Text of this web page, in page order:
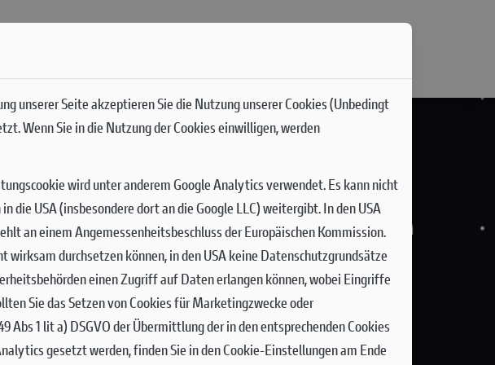
unserer Seite akzeptieren Sie die Nutzung unserer Cookies (Unbedingt
Wenn Sie in die Nutzung der Cookies einwilligen, werden
wird unter anderem Google Analytics verwendet. Es kann nicht
die USA (insbesondere dort an die Google LLC) weitergibt. In den USA
an einem Angemessenheitsbeschluss der Europäischen Kommission.
durchsetzen können, in den USA keine Datenschutzgrundsätze
einen Zugriff auf Daten erlangen können, wobei Eingriffe
Sie das Setzen von Cookies für Marketingzwecke oder
1 lit a) DSGVO der Übermittlung der in den entsprechenden Cookies
gesetzt werden, finden Sie in den Cookie-Einstellungen am Ende